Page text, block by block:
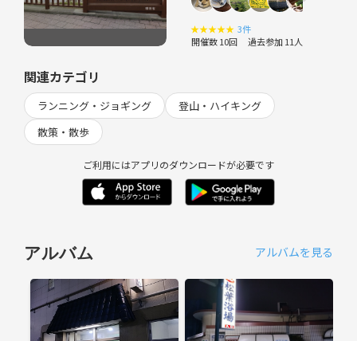
★★★★★ 3件
開催数 10回 過去参加 11人
関連カテゴリ
ランニング・ジョギング
登山・ハイキング
散策・散歩
ご利用にはアプリのダウンロードが必要です
アルバム アルバムを見る